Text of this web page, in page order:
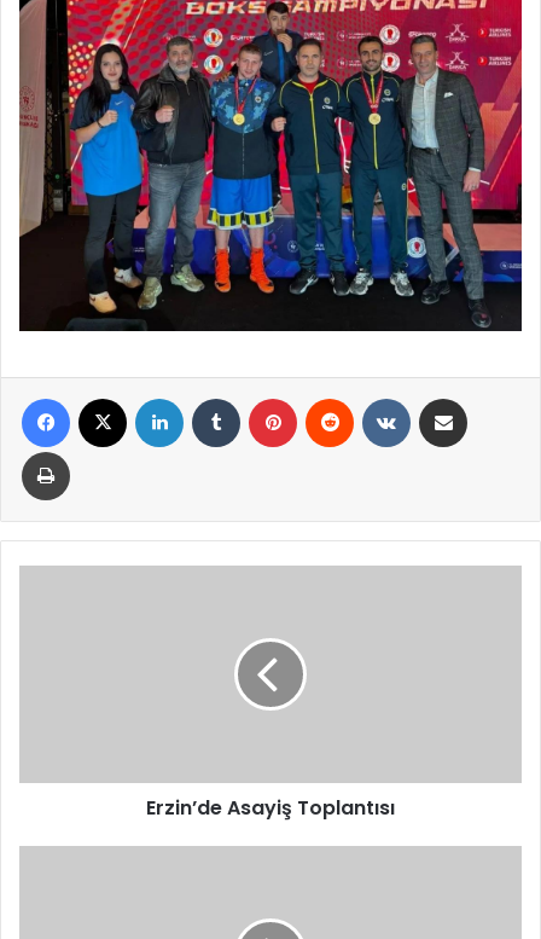
Facebook LinkedIn Tumblr Pinterest Reddit VKontakte
Yazdır
Erzin’de Asayiş Toplantısı